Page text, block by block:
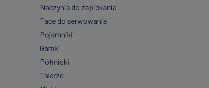
Naczynia do zapiekania
Tace do serwowania
Pojemniki
Garnki
Półmiski
Talerze